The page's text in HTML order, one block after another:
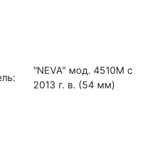
"NEVA" мод. 4510М с
2013 г. в. (54 мм)